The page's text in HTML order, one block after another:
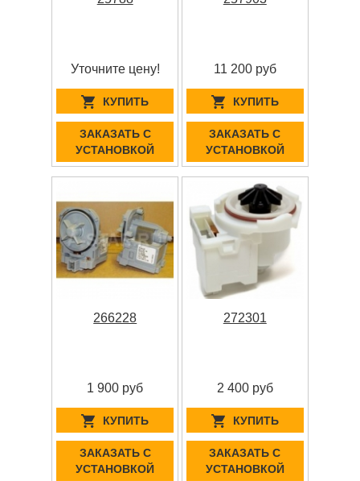
Уточните цену!
КУПИТЬ
ЗАКАЗАТЬ С
УСТАНОВКОЙ
11 200 руб
КУПИТЬ
ЗАКАЗАТЬ С
УСТАНОВКОЙ
266228
1 900 руб
КУПИТЬ
ЗАКАЗАТЬ С
УСТАНОВКОЙ
272301
2 400 руб
КУПИТЬ
ЗАКАЗАТЬ С
УСТАНОВКОЙ